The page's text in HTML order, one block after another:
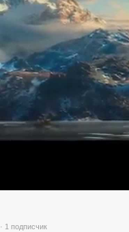
· 1 подписчик